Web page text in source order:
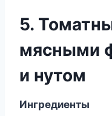
5.
мясными
и нутом
Ингредиенты